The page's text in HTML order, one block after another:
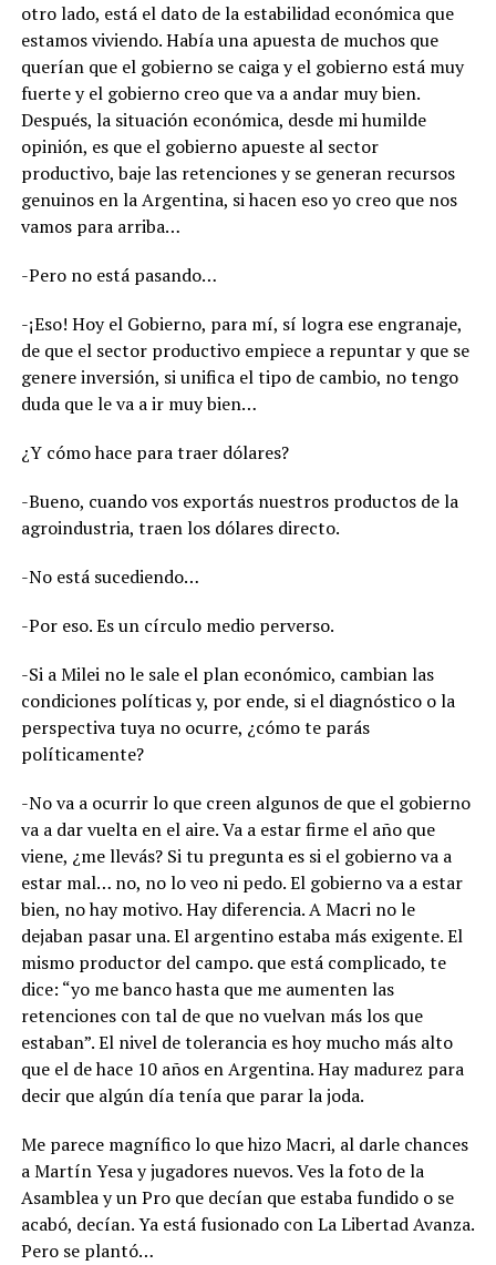
otro lado, está el dato de la estabilidad económica que
estamos viviendo. Había una apuesta de muchos que
querían que el gobierno se caiga y el gobierno está muy
fuerte y el gobierno creo que va a andar muy bien.
Después, la situación económica, desde mi humilde
opinión, es que el gobierno apueste al sector
productivo, baje las retenciones y se generan recursos
genuinos en la Argentina, si hacen eso yo creo que nos
vamos para arriba…
-Pero no está pasando…
-¡Eso! Hoy el Gobierno, para mí, sí logra ese engranaje,
de que el sector productivo empiece a repuntar y que se
genere inversión, si unifica el tipo de cambio, no tengo
duda que le va a ir muy bien…
¿Y cómo hace para traer dólares?
-Bueno, cuando vos exportás nuestros productos de la
agroindustria, traen los dólares directo.
-No está sucediendo…
-Por eso. Es un círculo medio perverso.
-Si a Milei no le sale el plan económico, cambian las
condiciones políticas y, por ende, si el diagnóstico o la
perspectiva tuya no ocurre, ¿cómo te parás
políticamente?
-No va a ocurrir lo que creen algunos de que el gobierno
va a dar vuelta en el aire. Va a estar firme el año que
viene, ¿me llevás? Si tu pregunta es si el gobierno va a
estar mal… no, no lo veo ni pedo. El gobierno va a estar
bien, no hay motivo. Hay diferencia. A Macri no le
dejaban pasar una. El argentino estaba más exigente. El
mismo productor del campo. que está complicado, te
dice: “yo me banco hasta que me aumenten las
retenciones con tal de que no vuelvan más los que
estaban”. El nivel de tolerancia es hoy mucho más alto
que el de hace 10 años en Argentina. Hay madurez para
decir que algún día tenía que parar la joda.
Me parece magnífico lo que hizo Macri, al darle chances
a Martín Yesa y jugadores nuevos. Ves la foto de la
Asamblea y un Pro que decían que estaba fundido o se
acabó, decían. Ya está fusionado con La Libertad Avanza.
Pero se plantó…